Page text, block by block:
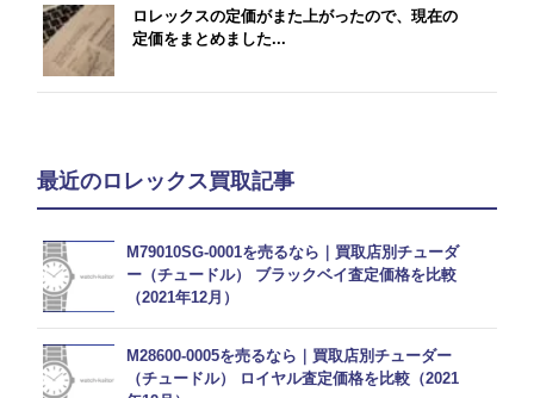
ロレックスの定価がまた上がったので、現在の
定価をまとめました...
最近のロレックス買取記事
M79010SG-0001を売るなら｜買取店別チューダ
ー（チュードル） ブラックベイ査定価格を比較
（2021年12月）
M28600-0005を売るなら｜買取店別チューダー
（チュードル） ロイヤル査定価格を比較（2021